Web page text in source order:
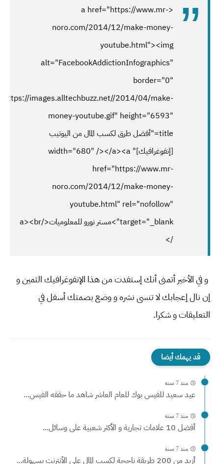
<a href="https://www.mr-
noro.com/2014/12/make-money-
youtube.html"><img
alt="FacebookAddictionInfographics"
border="0"
images.alltechbuzz.net//2014/04/make-
money-youtube.gif" height="6593"
title="أفضل طرق لكسب المال من اليوتيب
[إنفوغرافيك]" width="680" /></a><a
href="https://www.mr-
noro.com/2014/12/make-money-
youtube.html" rel="nofollow"
target="_blank">مستر نورو للمعلوميات</a><br
/>
و في الأخير أتمنى أنك إستفدت من هذا الإنفوغرافيك الثمين و
إن نال إعجابك لا تنسى نشره و وضع بصمتك أسفل في
التعليقات و شكرا.
قد يهمك أيضا
منذ 7 سنة
عيد سعيد للفيس بوك للعام العاشر شاهد ما حققه الفيس...
منذ 7 سنة
أفضل 10 علامات تجارية و الأكثر شعبية على وسائل...
منذ 7 سنة
أزيد من 200 طريقة ناجحة لكسب المال على الأنترنت بسهولة...